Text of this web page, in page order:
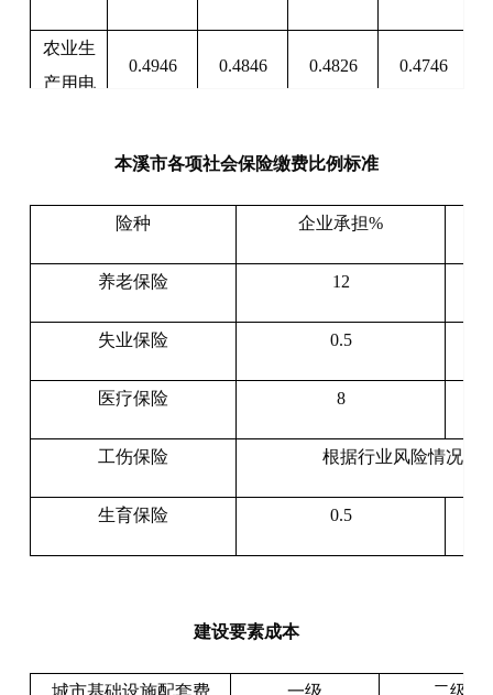
农业生
产用电
0.4946 0.4846 0.4826 0.4746
本溪市各项社会保险缴费比例标准
险种 企业承担%
养老保险 12
失业保险 0.5
医疗保险 8
工伤保险 根据行业风险情况确
生育保险 0.5
建设要素成本